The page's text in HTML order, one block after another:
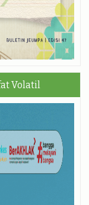
Volatil